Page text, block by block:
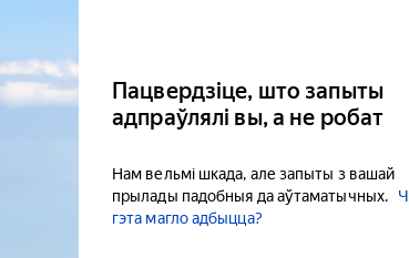
Пацвердзіце, што запыты
адпраўлялі вы, а не робат
Нам вельмі шкада, але запыты з вашай
прылады падобныя да аўтаматычных.
гэта магло адбыцца?